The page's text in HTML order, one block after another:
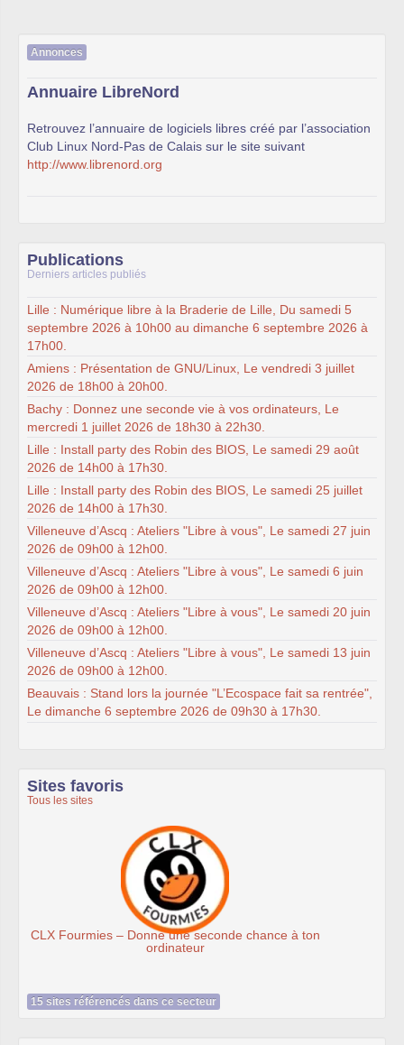
Annonces
Annuaire LibreNord
Retrouvez l’annuaire de logiciels libres créé par l’association
Club Linux Nord-Pas de Calais sur le site suivant
http://www.librenord.org
Publications
Derniers articles publiés
Lille : Numérique libre à la Braderie de Lille, Du samedi 5
septembre 2026 à 10h00 au dimanche 6 septembre 2026 à
17h00.
Amiens : Présentation de GNU/Linux, Le vendredi 3 juillet
2026 de 18h00 à 20h00.
Bachy : Donnez une seconde vie à vos ordinateurs, Le
mercredi 1 juillet 2026 de 18h30 à 22h30.
Lille : Install party des Robin des BIOS, Le samedi 29 août
2026 de 14h00 à 17h30.
Lille : Install party des Robin des BIOS, Le samedi 25 juillet
2026 de 14h00 à 17h30.
Villeneuve d’Ascq : Ateliers "Libre à vous", Le samedi 27 juin
2026 de 09h00 à 12h00.
Villeneuve d’Ascq : Ateliers "Libre à vous", Le samedi 6 juin
2026 de 09h00 à 12h00.
Villeneuve d’Ascq : Ateliers "Libre à vous", Le samedi 20 juin
2026 de 09h00 à 12h00.
Villeneuve d’Ascq : Ateliers "Libre à vous", Le samedi 13 juin
2026 de 09h00 à 12h00.
Beauvais : Stand lors la journée "L’Ecospace fait sa rentrée",
Le dimanche 6 septembre 2026 de 09h30 à 17h30.
Sites favoris
Tous les sites
Ateliers du Libre à Roubaix
15 sites référencés dans ce secteur